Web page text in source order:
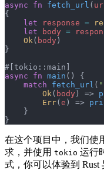
async fn fetch_url (
{
    let
response =
    let
body =
    Ok
( body )
}
#[tokio::main]
async fn main () {
    match
fetch_url (
        Ok
( body ) =>
        Err
( e ) =>
    }
}
在这个项目中，我们使
求，并使用 tokio 运行
式，你可以体验到 Rust